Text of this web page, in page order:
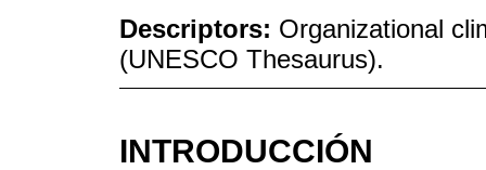
Descriptors: Organizational
(UNESCO Thesaurus).
INTRODUCCIÓN